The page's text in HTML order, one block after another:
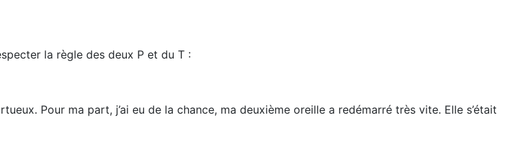
la règle des deux P et du T :
Pour ma part, j’ai eu de la chance, ma deuxième oreille a redémarré très vite. Elle s’était